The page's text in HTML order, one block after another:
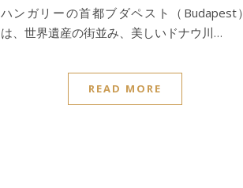
ハンガリーの首都ブダペスト（Budapest）
は、世界遺産の街並み、美しいドナウ川…
READ MORE